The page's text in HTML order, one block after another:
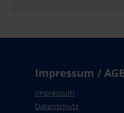
Impressum /
Impressum
Datenschutz